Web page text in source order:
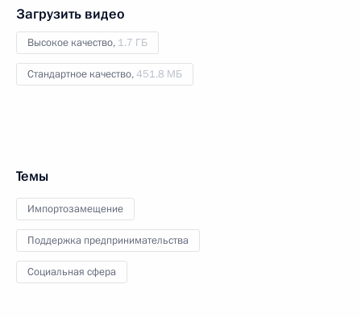
Загрузить видео
Высокое качество, 1.7 ГБ
Стандартное качество,451.8 МБ
Темы
Импортозамещение
Поддержка предпринимательства
Социальная сфера